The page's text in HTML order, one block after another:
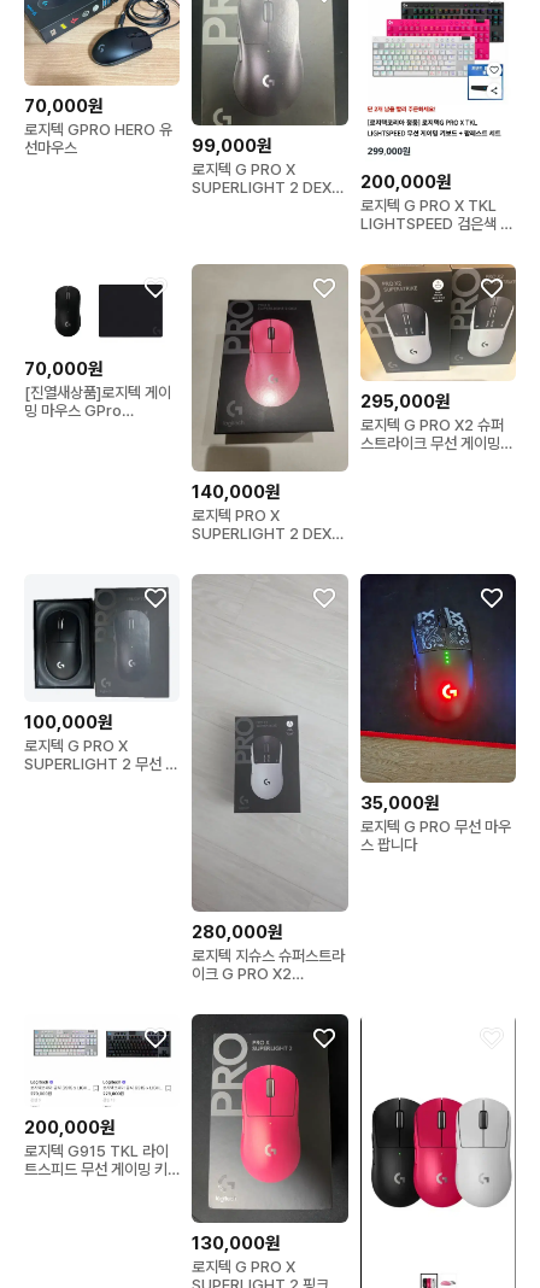
70,000원
로지텍 GPRO HERO 유
선마우스
99,000원
로지텍 G PRO X
SUPERLIGHT 2 DEX
200,000원
로지텍 G PRO X TKL
LIGHTSPEED 검은색 키
70,000원
[진열새상품]로지텍 게이
밍 마우스 GPro
140,000원
로지텍 PRO X
SUPERLIGHT 2 DEX
295,000원
로지텍 G PRO X2 슈퍼
스트라이크 무선 게이밍
100,000원
로지텍 G PRO X
SUPERLIGHT 2 무선 마
280,000원
로지텍 지슈스 슈퍼스트라
이크 G PRO X2
이밍 마우스 판매합니다
35,000원
로지텍 G PRO 무선 마우
스 팝니다
200,000원
로지텍 G915 TKL 라이
트스피드 무선 게이밍 키
130,000원
로지텍 G PRO X